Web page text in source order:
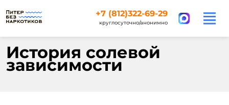
+7 (812)322-69-29
круглосуточно/анонимно
История солевой
зависимости